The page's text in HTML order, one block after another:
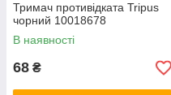
Тримач противідката Tripus
чорний 10018678
В наявності
68 ₴